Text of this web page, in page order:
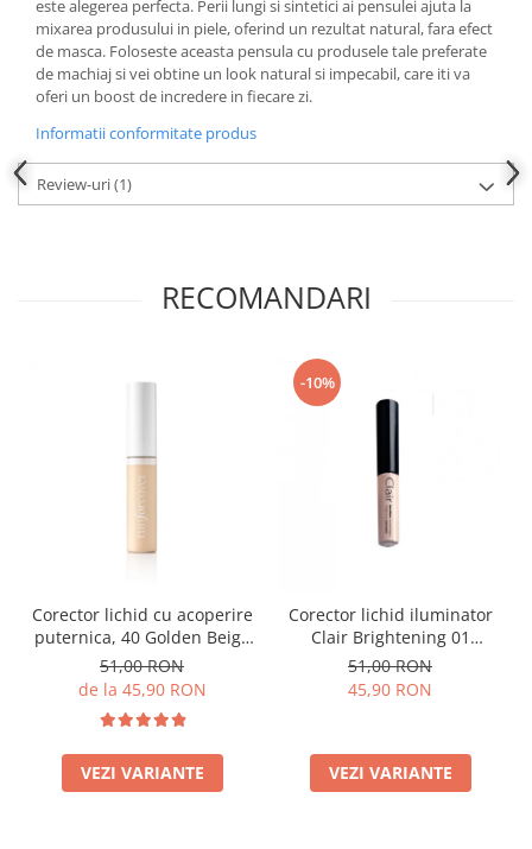
este alegerea perfecta. Perii lungi si sintetici ai pensulei ajuta la
mixarea produsului in piele, oferind un rezultat natural, fara efect
de masca. Foloseste aceasta pensula cu produsele tale preferate
de machiaj si vei obtine un look natural si impecabil, care iti va
oferi un boost de incredere in fiecare zi.
Informatii conformitate produs
Review-uri(1)
RECOMANDARI
Corector lichid cu acoperire
puternica, 40 Golden Beige
- 9ml
51,00 RON
de la 45,90 RON
VEZI VARIANTE
-10%
Corector lichid iluminator
Clair Brightening 01
Porcelain - 6ml
51,00 RON
45,90 RON
VEZI VARIANTE